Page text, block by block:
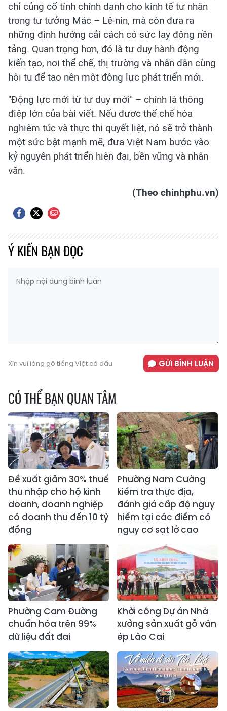
chỉ củng cố tính chính danh cho kinh tế tư nhân
trong tư tưởng Mác – Lê-nin, mà còn đưa ra
những định hướng cải cách có sức lay động nền
tảng. Quan trọng hơn, đó là tư duy hành động
kiến tạo, nơi thể chế, thị trường và nhân dân cùng
hội tụ để tạo nên một động lực phát triển mới.
"Động lực mới từ tư duy mới" – chính là thông
điệp lớn của bài viết. Nếu được thể chế hóa
nghiêm túc và thực thi quyết liệt, nó sẽ trở thành
một sức bật mạnh mẽ, đưa Việt Nam bước vào
kỷ nguyên phát triển hiện đại, bền vững và nhân
văn.
(Theo chinhphu.vn)
Ý KIẾN BẠN ĐỌC
Xin vui lòng gõ tiếng Việt có dấu GỬI BÌNH LUẬN
CÓ THỂ BẠN QUAN TÂM
Đề xuất giảm 30% thuế
thu nhập cho hộ kinh
doanh, doanh nghiệp
có doanh thu đến 10 tỷ
đồng
Phường Nam Cường
kiểm tra thực địa,
đánh giá cấp độ nguy
hiểm tại các điểm có
nguy cơ sạt lở cao
Phường Cam Đường
chuẩn hóa trên 99%
dữ liệu đất đai
Khởi công Dự án Nhà
xưởng sản xuất gỗ ván
ép Lào Cai